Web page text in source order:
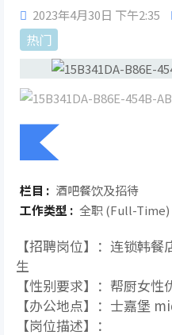
2023年4月30日 下午2:35
热门
栏目 : 酒吧餐饮及招待
工作类型 : 全职 (Full-Time)
【招聘岗位】：连锁韩
生
【性别要求】：帮厨女
【办公地点】：士嘉堡
【岗位描述】：